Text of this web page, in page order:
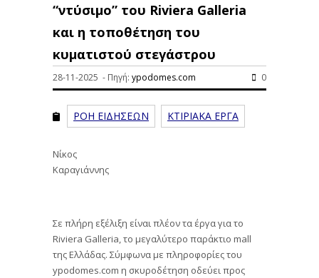
“ντύσιμο” του Riviera Galleria
και η τοποθέτηση του
κυματιστού στεγάστρου
28-11-2025 - Πηγή: ypodomes.com 0
ΡΟΗ ΕΙΔΗΣΕΩΝ ΚΤΙΡΙΑΚΑ ΕΡΓΑ
Νίκος
Καραγιάννης
Σε πλήρη εξέλιξη είναι πλέον τα έργα για το
Riviera Galleria, το μεγαλύτερο παράκτιο mall
της Ελλάδας. Σύμφωνα με πληροφορίες του
ypodomes.com η σκυροδέτηση οδεύει προς